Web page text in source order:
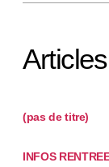
(pas de titre)
INFOS